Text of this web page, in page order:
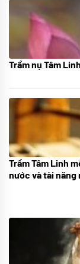
05/10/2025
Trầm nụ Tâm
09/06/2024
Trầm Tâm Linh
nước và tài năng